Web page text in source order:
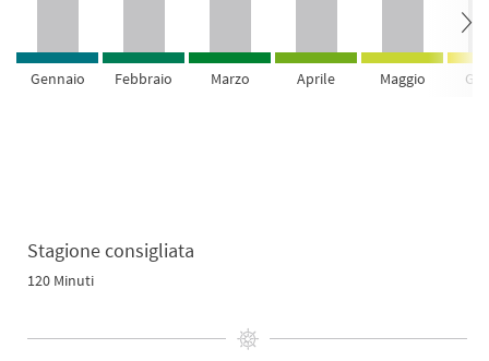
Gennaio Febbraio Marzo Aprile Maggio
Stagione consigliata
120 Minuti